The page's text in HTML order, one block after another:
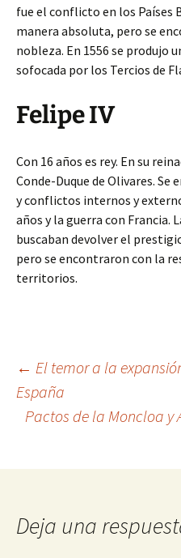
fue el conflicto en los Países
manera absoluta, pero se
nobleza. En 1556 se produjo
sofocada por los Tercios de
Felipe IV
Con 16 años es rey. En su
Conde-Duque de Olivares.
y conflictos internos y
años y la guerra con Francia.
buscaban devolver el
pero se encontraron con la
territorios.
de
entradas
← El temor a la
España
Pactos de la Moncloa
Deja una